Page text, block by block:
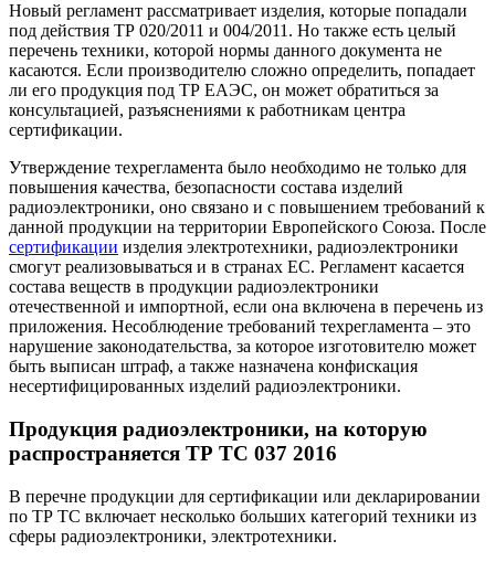
Новый регламент рассматривает изделия, которые попадали
под действия ТР 020/2011 и 004/2011. Но также есть целый
перечень техники, которой нормы данного документа не
касаются. Если производителю сложно определить, попадает
ли его продукция под ТР ЕАЭС, он может обратиться за
консультацией, разъяснениями к работникам центра
сертификации.
Утверждение техрегламента было необходимо не только для
повышения качества, безопасности состава изделий
радиоэлектроники, оно связано и с повышением требований к
данной продукции на территории Европейского Союза. После
сертификации изделия электротехники, радиоэлектроники
смогут реализовываться и в странах ЕС. Регламент касается
состава веществ в продукции радиоэлектроники
отечественной и импортной, если она включена в перечень из
приложения. Несоблюдение требований техрегламента – это
нарушение законодательства, за которое изготовителю может
быть выписан штраф, а также назначена конфискация
несертифицированных изделий радиоэлектроники.
Продукция радиоэлектроники, на которую
распространяется ТР ТС 037 2016
В перечне продукции для сертификации или декларировании
по ТР ТС включает несколько больших категорий техники из
сферы радиоэлектроники, электротехники.